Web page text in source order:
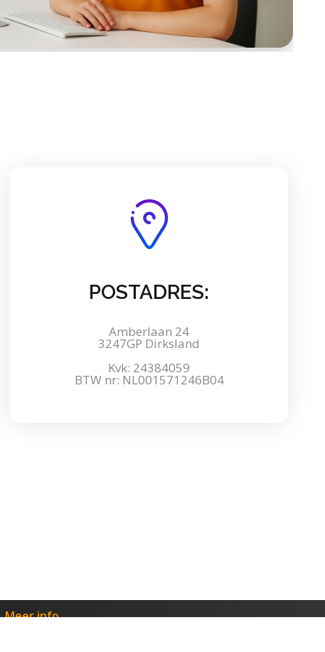
POSTADRES:
Amberlaan 24
3247GP Dirksland
Kvk: 24384059
BTW nr: NL001571246B04
Meer info